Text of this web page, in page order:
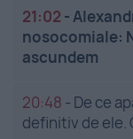
21:02 -
nosocomiale:
ascundem
20:48 - De ce
definitiv de ele.